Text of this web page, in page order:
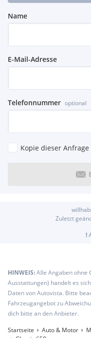
Name
E-Mail-Adresse
Telefonnummer optional
Kopie dieser
Zuletzt
!
HINWEIS:Alle Angaben ohne
Ausstattungen) handelt es
Daten von Autovista. Bitte
Fahrzeugangebot zu
dich bitte an den Anbieter.
Startseite
Auto & Motor